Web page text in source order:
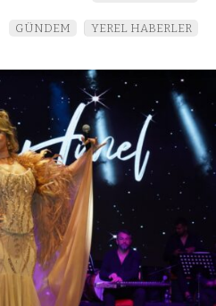
GÜNDEM YEREL HABERLER